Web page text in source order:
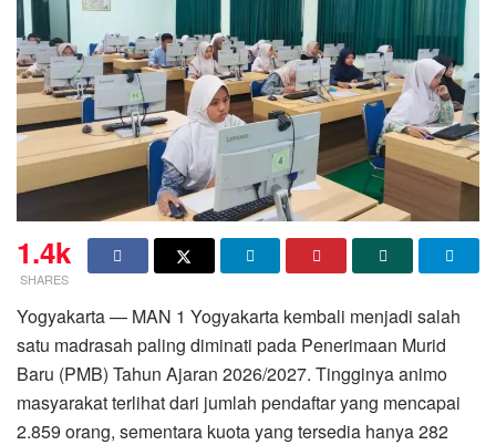
1.4k
SHARES
Yogyakarta — MAN 1 Yogyakarta kembali menjadi salah
satu madrasah paling diminati pada Penerimaan Murid
Baru (PMB) Tahun Ajaran 2026/2027. Tingginya animo
masyarakat terlihat dari jumlah pendaftar yang mencapai
2.859 orang, sementara kuota yang tersedia hanya 282